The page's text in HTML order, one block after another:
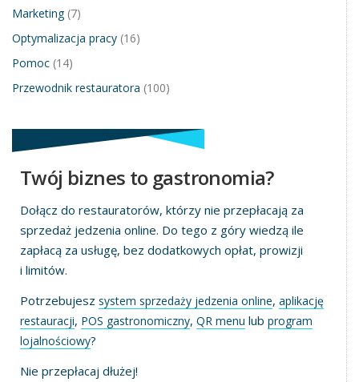
Marketing(7)
Optymalizacja pracy (16)
Pomoc (14)
Przewodnik restauratora (100)
Twój biznes to gastronomia?
Dołącz do restauratorów, którzy nie przepłacają za
sprzedaż jedzenia online. Do tego z góry wiedzą ile
zapłacą za usługę, bez dodatkowych opłat, prowizji
i limitów.
Potrzebujesz system sprzedaży jedzenia online, aplikację
restauracji, POS gastronomiczny, QR menu lub program
lojalnościowy?
Nie przepłacaj dłużej!